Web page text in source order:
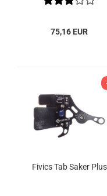
75,16 EUR
Fivics Tab Saker Plus